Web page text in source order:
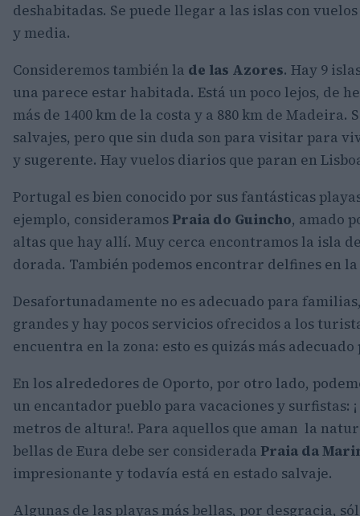
deshabitadas. Se puede llegar a las islas con
y media.
Consideremos también la de las Azores. Hay 9
una parece estar habitada. Está un poco lejos, de
más de 1400 km de la costa y a 880 km de Madeira.
salvajes, pero que sin duda son para visitar para
y sugerente. Hay vuelos diarios que paran en
Portugal es bien conocido por sus fantásticas
ejemplo, consideramos Praia do Guincho, amado
altas que hay allí. Muy cerca encontramos la isla
dorada. También podemos encontrar delfines en la
Desafortunadamente no es adecuado para
grandes y hay pocos servicios ofrecidos a los
encuentra en la zona: esto es quizás más
En los alrededores de Oporto, por otro lado,
un encantador pueblo para vacaciones y surfistas:
metros de altura!. Para aquellos que aman la
bellas de Eura debe ser considerada Praia da
impresionante y todavía está en estado salvaje.
Algunas de las playas más bellas, por desgracia,